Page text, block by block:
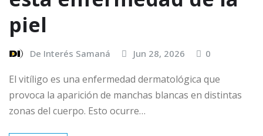
piel
De Interés Samaná Jun 28, 2026 0
El vitíligo es una enfermedad dermatológica que
provoca la aparición de manchas blancas en distintas
zonas del cuerpo. Esto ocurre…